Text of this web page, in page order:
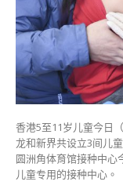
今
起
可
接
种
复
必
中
香港5至11岁儿童今日
龙和新界共设立3间儿
圆洲角体育馆接种中心
儿童专用的接种中心。